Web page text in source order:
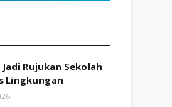
Rujukan Sekolah
Lingkungan